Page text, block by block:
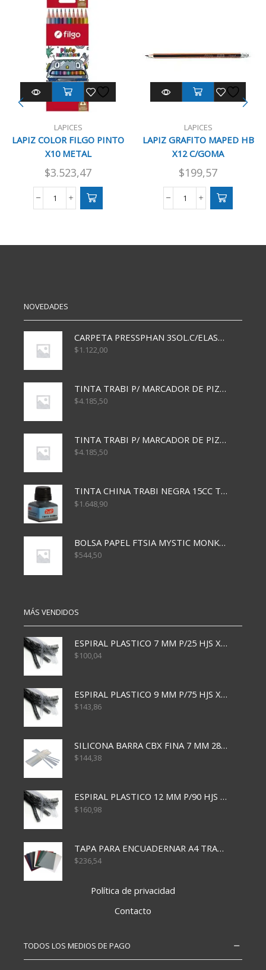
LAPICES
LAPIZ COLOR FILGO PINTO
X10 METAL
$3.523,47
LAPIZ
X10
LAPICES
LAPIZ GRAFITO MAPED HB
X12 C/GOMA
$199,57
LAPIZ
X12
NOVEDADES
CARPETA PRESSPHAN 3SOL.C/ELAST MARRON A4 P01A
$1.122,00
TINTA TRABI P/ MARCADOR DE PIZARRA x30ml AZUL
$4.185,50
TINTA TRABI P/ MARCADOR DE PIZARRA x30ml ROJO
$4.185,50
TINTA CHINA TRABI NEGRA 15CC TR3460
$1.648,90
BOLSA PAPEL FTSIA MYSTIC MONKEY 14/08/20
$544,50
MÁS VENDIDOS
ESPIRAL PLASTICO 7 MM P/25 HJS X50x3000
$100,04
ESPIRAL PLASTICO 9 MM P/75 HJS X50X2400
$143,86
SILICONA BARRA CBX FINA 7 MM 28 CM
$144,38
ESPIRAL PLASTICO 12 MM P/90 HJS X50X1500
$160,98
TAPA PARA ENCUADERNAR A4 TRANSP x50x500
$236,54
Política de privacidad
Contacto
TODOS LOS MEDIOS DE PAGO